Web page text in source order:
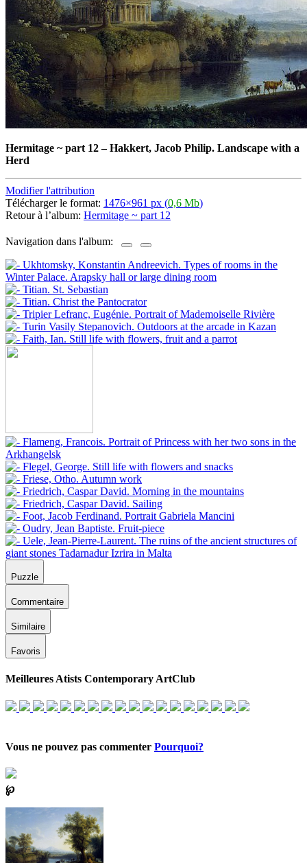
Hermitage ~ part 12–Hakkert, Jacob Philip. Landscape with a
Herd
Modifier l'attribution
Télécharger le format: 1476×961 px (0,6 Mb)
Retour à l’album: Hermitage ~ part 12
Navigation dans l'album:
Puzzle
Commentaire
Similaire
Favoris
Meilleures Atists Contemporary ArtClub
Vous ne pouvez pas commenter Pourquoi?
℘